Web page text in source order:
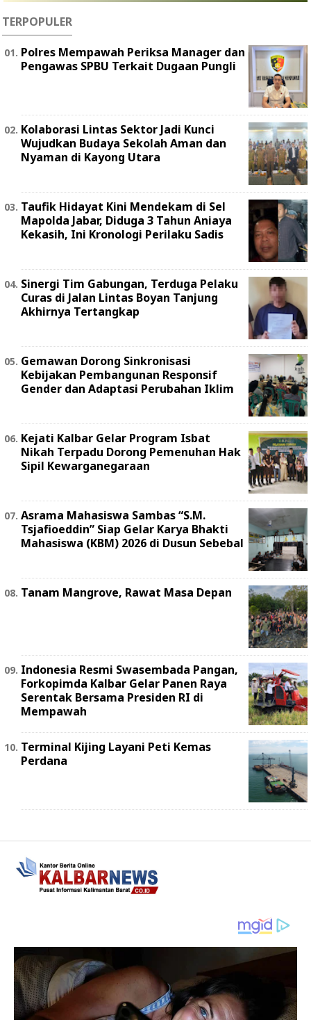
TERPOPULER
Polres Mempawah Periksa Manager dan
Pengawas SPBU Terkait Dugaan Pungli
Kolaborasi Lintas Sektor Jadi Kunci
Wujudkan Budaya Sekolah Aman dan
Nyaman di Kayong Utara
Taufik Hidayat Kini Mendekam di Sel
Mapolda Jabar, Diduga 3 Tahun Aniaya
Kekasih, Ini Kronologi Perilaku Sadis
Sinergi Tim Gabungan, Terduga Pelaku
Curas di Jalan Lintas Boyan Tanjung
Akhirnya Tertangkap
Gemawan Dorong Sinkronisasi
Kebijakan Pembangunan Responsif
Gender dan Adaptasi Perubahan Iklim
Kejati Kalbar Gelar Program Isbat
Nikah Terpadu Dorong Pemenuhan Hak
Sipil Kewarganegaraan
Asrama Mahasiswa Sambas “S.M.
Tsjafioeddin” Siap Gelar Karya Bhakti
Mahasiswa (KBM) 2026 di Dusun Sebebal
Tanam Mangrove, Rawat Masa Depan
Indonesia Resmi Swasembada Pangan,
Forkopimda Kalbar Gelar Panen Raya
Serentak Bersama Presiden RI di
Mempawah
Terminal Kijing Layani Peti Kemas
Perdana